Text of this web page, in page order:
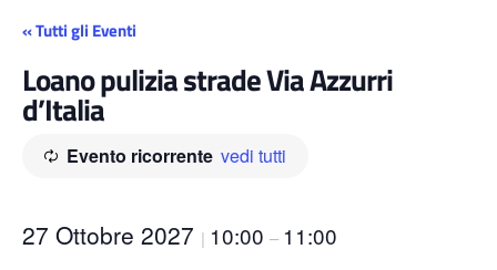
« Tutti gli Eventi
Loano pulizia strade Via Azzurri
d’Italia
Evento ricorrente vedi tutti
27 Ottobre 2027 | 10:00 – 11:00